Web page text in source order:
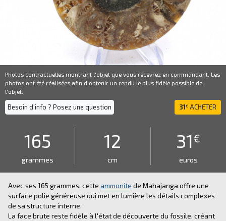
Photos contractuelles montrant l'objet que vous recevrez en commandant. Les
photos ont été réalisées afin d'obtenir un rendu le plus fidèle possible de
l'objet.
Besoin d'info ? Posez une question 31€ ACHETER
165
grammes
12
cm
31€
euros
Avec ses 165 grammes, cette ammonite de Mahajanga offre une
surface polie généreuse qui met en lumière les détails complexes
de sa structure interne.
La face brute reste fidèle à l'état de découverte du fossile, créant